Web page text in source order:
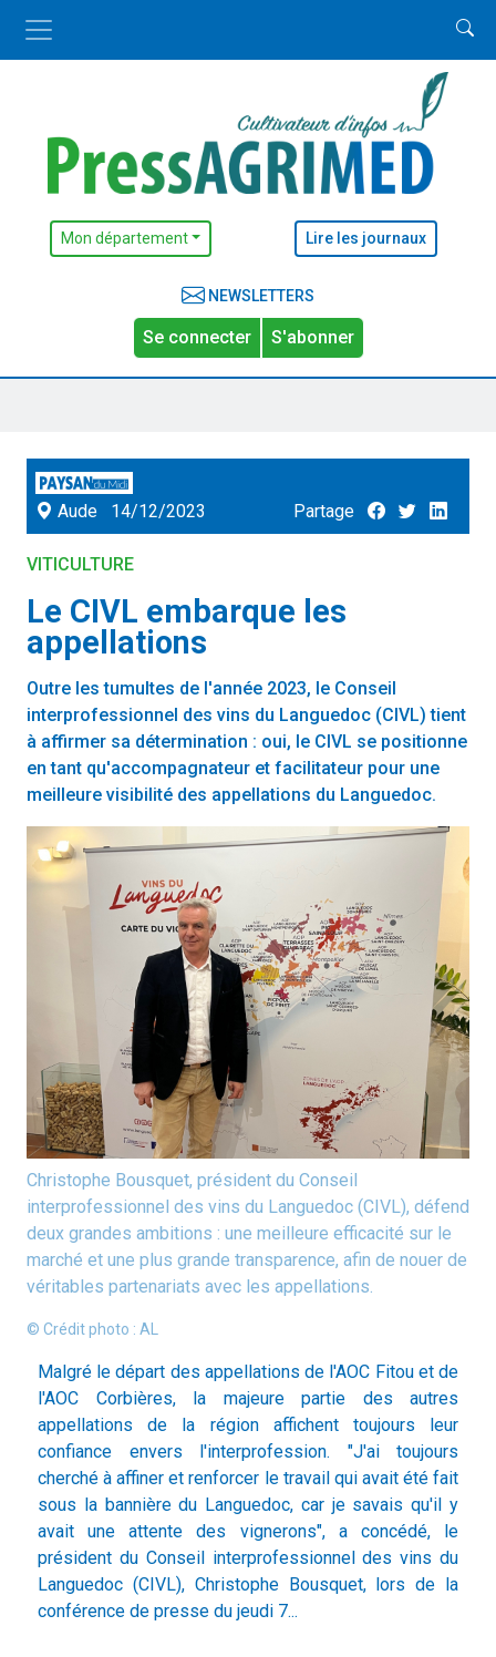
Mon département Lire les journaux
NEWSLETTERS
Se connecter S'abonner
Aude 14/12/2023 Partage
VITICULTURE
Le CIVL embarque les
appellations
Outre les tumultes de l'année 2023, le Conseil
interprofessionnel des vins du Languedoc (CIVL) tient
à affirmer sa détermination : oui, le CIVL se positionne
en tant qu'accompagnateur et facilitateur pour une
meilleure visibilité des appellations du Languedoc.
Christophe Bousquet, président du Conseil
interprofessionnel des vins du Languedoc (CIVL), défend
deux grandes ambitions : une meilleure efficacité sur le
marché et une plus grande transparence, afin de nouer de
véritables partenariats avec les appellations.
© Crédit photo : AL
Malgré le départ des appellations de l'AOC Fitou et de
l'AOC Corbières, la majeure partie des autres
appellations de la région affichent toujours leur
confiance envers l'interprofession. "J'ai toujours
cherché à affiner et renforcer le travail qui avait été fait
sous la bannière du Languedoc, car je savais qu'il y
avait une attente des vignerons", a concédé, le
président du Conseil interprofessionnel des vins du
Languedoc (CIVL), Christophe Bousquet, lors de la
conférence de presse du jeudi 7...